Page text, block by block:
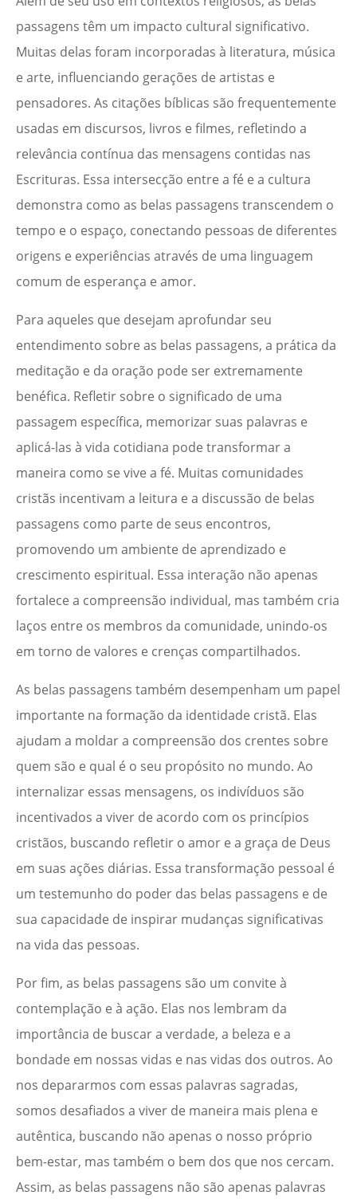
passagens têm um impacto cultural significativo.
Muitas delas foram incorporadas à literatura, música
e arte, influenciando gerações de artistas e
pensadores. As citações bíblicas são frequentemente
usadas em discursos, livros e filmes, refletindo a
relevância contínua das mensagens contidas nas
Escrituras. Essa intersecção entre a fé e a cultura
demonstra como as belas passagens transcendem o
tempo e o espaço, conectando pessoas de diferentes
origens e experiências através de uma linguagem
comum de esperança e amor.
Para aqueles que desejam aprofundar seu
entendimento sobre as belas passagens, a prática da
meditação e da oração pode ser extremamente
benéfica. Refletir sobre o significado de uma
passagem específica, memorizar suas palavras e
aplicá-las à vida cotidiana pode transformar a
maneira como se vive a fé. Muitas comunidades
cristãs incentivam a leitura e a discussão de belas
passagens como parte de seus encontros,
promovendo um ambiente de aprendizado e
crescimento espiritual. Essa interação não apenas
fortalece a compreensão individual, mas também cria
laços entre os membros da comunidade, unindo-os
em torno de valores e crenças compartilhados.
As belas passagens também desempenham um papel
importante na formação da identidade cristã. Elas
ajudam a moldar a compreensão dos crentes sobre
quem são e qual é o seu propósito no mundo. Ao
internalizar essas mensagens, os indivíduos são
incentivados a viver de acordo com os princípios
cristãos, buscando refletir o amor e a graça de Deus
em suas ações diárias. Essa transformação pessoal é
um testemunho do poder das belas passagens e de
sua capacidade de inspirar mudanças significativas
na vida das pessoas.
Por fim, as belas passagens são um convite à
contemplação e à ação. Elas nos lembram da
importância de buscar a verdade, a beleza e a
bondade em nossas vidas e nas vidas dos outros. Ao
nos depararmos com essas palavras sagradas,
somos desafiados a viver de maneira mais plena e
autêntica, buscando não apenas o nosso próprio
bem-estar, mas também o bem dos que nos cercam.
Assim, as belas passagens não são apenas palavras